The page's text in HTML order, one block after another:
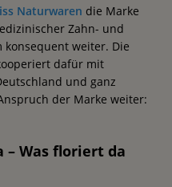
Naturwaren die Marke
Zahn- und
weiter. Die
dafür mit
und ganz
der Marke weiter:
– Was floriert da